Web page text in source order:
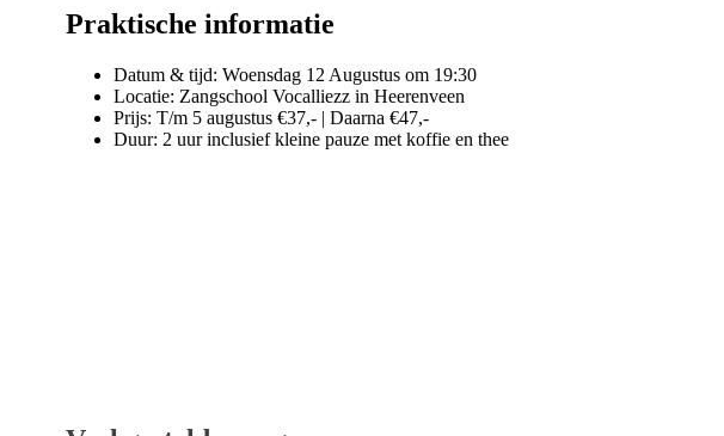
Praktische informatie
Datum & tijd: Woensdag 12 Augustus om 19:30
Locatie: Zangschool Vocalliezz in Heerenveen
Prijs: T/m 5 augustus €37,- | Daarna €47,-
Duur: 2 uur inclusief kleine pauze met koffie en thee